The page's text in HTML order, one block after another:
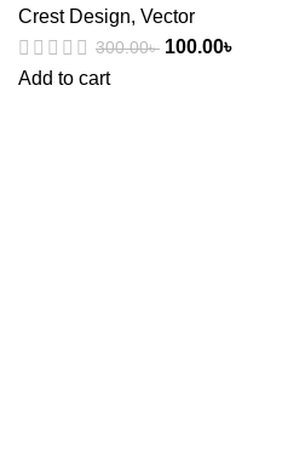
Crest Design, Vector
300.00৳ 100.00৳
Add to cart